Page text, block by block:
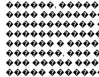
������,
����
�����������
������ �
�������, ���
��� �����
�����